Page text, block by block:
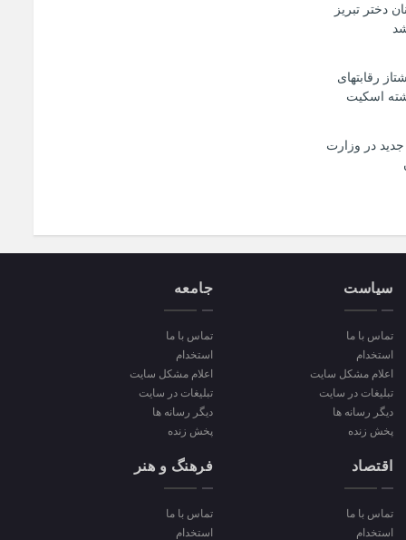
دختر تبریز
رقابتهای
اسکیت
در وزارت
سیاست
تماس با ما
استخدام
اعلام مشکل سایت
تبلیغات در سایت
دیگر رسانه ها
پخش زنده
اقتصاد
تماس با ما
استخدام
جامعه
تماس با ما
استخدام
اعلام مشکل سایت
تبلیغات در سایت
دیگر رسانه ها
پخش زنده
فرهنگ و هنر
تماس با ما
استخدام